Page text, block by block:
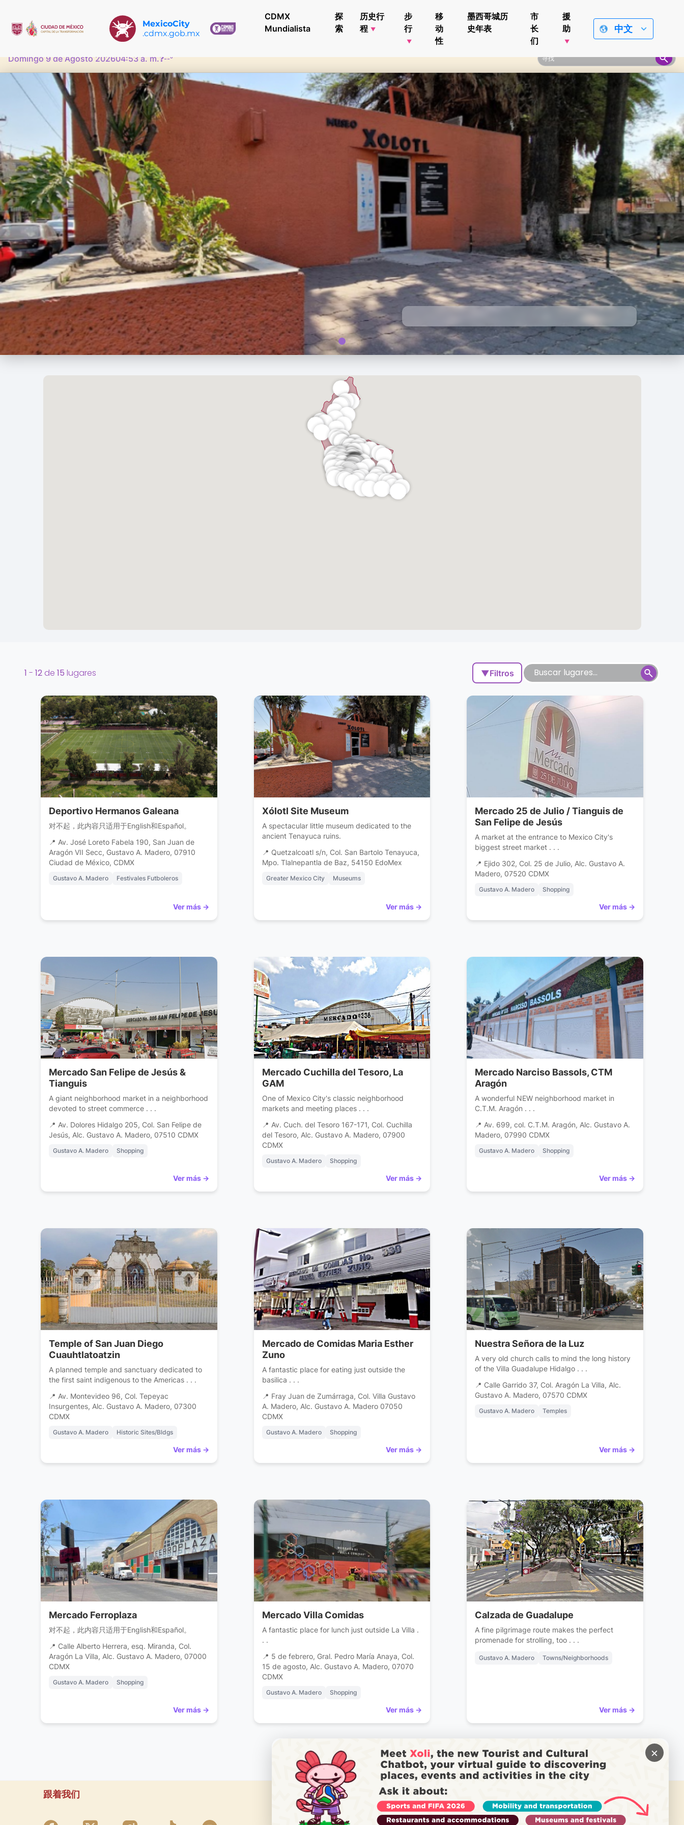
MexicoCity
.cdmx.gob.mx
CDMX
Mundialista
探
索
历史行
程
步
行
移
动
性
墨西哥城历
史年表
市
长
们
援
助
中文
Domingo 9 de Agosto 202604:53 a. m.❓--°
1 - 12 de 15 lugares ▼Filtros
Deportivo Hermanos Galeana
对不起，此内容只适用于English和Español。
📍 Av. José Loreto Fabela 190, San Juan de
Aragón VII Secc, Gustavo A. Madero, 07910
Ciudad de México, CDMX
Gustavo A. Madero Festivales Futboleros
Ver más →
Xólotl Site Museum
A spectacular little museum dedicated to the
ancient Tenayuca ruins.
📍 Quetzalcoatl s/n, Col. San Bartolo Tenayuca,
Mpo. Tlalnepantla de Baz, 54150 EdoMex
Greater Mexico City Museums
Ver más →
Mercado 25 de Julio / Tianguis de
San Felipe de Jesús
A market at the entrance to Mexico City's
biggest street market . . .
📍 Ejido 302, Col. 25 de Julio, Alc. Gustavo A.
Madero, 07520 CDMX
Gustavo A. Madero Shopping
Ver más →
Mercado San Felipe de Jesús &
Tianguis
A giant neighborhood market in a neighborhood
devoted to street commerce . . .
📍 Av. Dolores Hidalgo 205, Col. San Felipe de
Jesús, Alc. Gustavo A. Madero, 07510 CDMX
Gustavo A. Madero Shopping
Ver más →
Mercado Cuchilla del Tesoro, La
GAM
One of Mexico City's classic neighborhood
markets and meeting places . . .
📍 Av. Cuch. del Tesoro 167-171, Col. Cuchilla
del Tesoro, Alc. Gustavo A. Madero, 07900
CDMX
Gustavo A. Madero Shopping
Ver más →
Mercado Narciso Bassols, CTM
Aragón
A wonderful NEW neighborhood market in
C.T.M. Aragón . . .
📍 Av. 699, col. C.T.M. Aragón, Alc. Gustavo A.
Madero, 07990 CDMX
Gustavo A. Madero Shopping
Ver más →
Temple of San Juan Diego
Cuauhtlatoatzin
A planned temple and sanctuary dedicated to
the first saint indigenous to the Americas . . .
📍 Av. Montevideo 96, Col. Tepeyac
Insurgentes, Alc. Gustavo A. Madero, 07300
CDMX
Gustavo A. Madero Historic Sites/Bldgs
Ver más →
Mercado de Comidas Maria Esther
Zuno
A fantastic place for eating just outside the
basilica . . .
📍 Fray Juan de Zumárraga, Col. Villa Gustavo
A. Madero, Alc. Gustavo A. Madero 07050
CDMX
Gustavo A. Madero Shopping
Ver más →
Nuestra Señora de la Luz
A very old church calls to mind the long history
of the Villa Guadalupe Hidalgo . . .
📍 Calle Garrido 37, Col. Aragón La Villa, Alc.
Gustavo A. Madero, 07570 CDMX
Gustavo A. Madero Temples
Ver más →
Mercado Ferroplaza
对不起，此内容只适用于English和Español。
📍 Calle Alberto Herrera, esq. Miranda, Col.
Aragón La Villa, Alc. Gustavo A. Madero, 07000
CDMX
Gustavo A. Madero Shopping
Ver más →
Mercado Villa Comidas
A fantastic place for lunch just outside La Villa .
. .
📍 5 de febrero, Gral. Pedro María Anaya, Col.
15 de agosto, Alc. Gustavo A. Madero, 07070
CDMX
Gustavo A. Madero Shopping
Ver más →
Calzada de Guadalupe
A fine pilgrimage route makes the perfect
promenade for strolling, too . . .
Gustavo A. Madero Towns/Neighborhoods
Ver más →
‹ 1
跟着我们
需要帮助吗？
致电 Locatel
×